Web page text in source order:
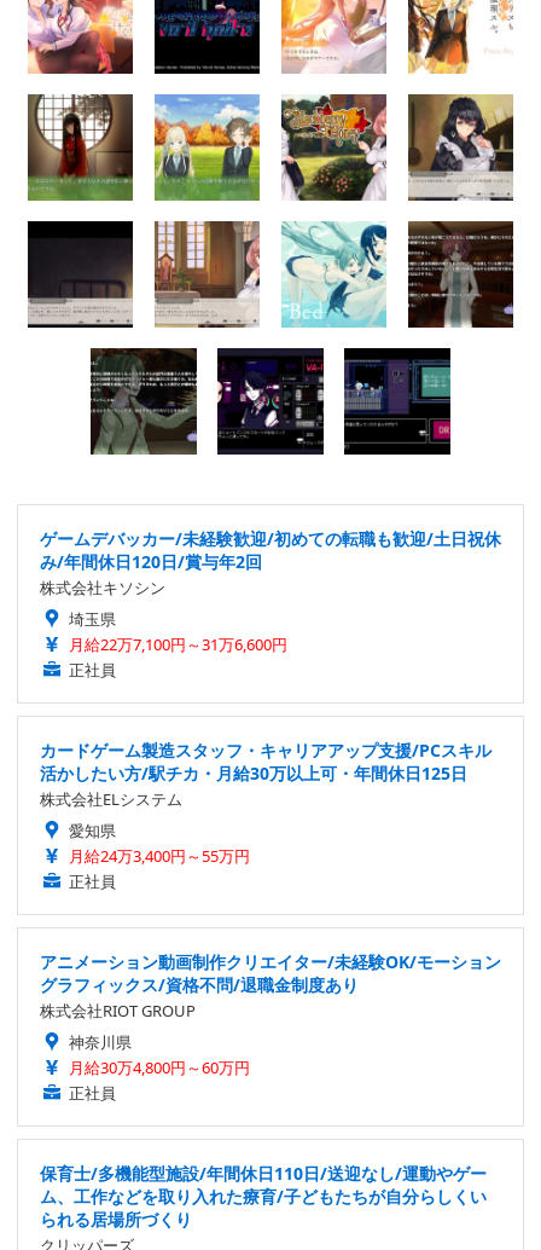
ゲームデバッカー/未経験歓迎/初めての転職も歓迎/土日祝休
み/年間休日120日/賞与年2回
株式会社キソシン
埼玉県
月給22万7,100円～31万6,600円
正社員
カードゲーム製造スタッフ・キャリアアップ支援/PCスキル
活かしたい方/駅チカ・月給30万以上可・年間休日125日
株式会社ELシステム
愛知県
月給24万3,400円～55万円
正社員
アニメーション動画制作クリエイター/未経験OK/モーション
グラフィックス/資格不問/退職金制度あり
株式会社RIOT GROUP
神奈川県
月給30万4,800円～60万円
正社員
保育士/多機能型施設/年間休日110日/送迎なし/運動やゲー
ム、工作などを取り入れた療育/子どもたちが自分らしくい
られる居場所づくり
クリッパーズ